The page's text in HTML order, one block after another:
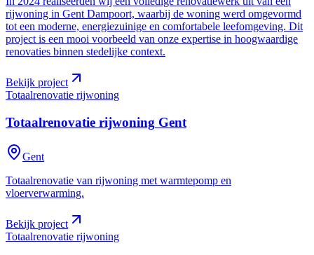
rijwoning in Gent Dampoort, waarbij de woning werd omgevormd
tot een moderne, energiezuinige en comfortabele leefomgeving. Dit
project is een mooi voorbeeld van onze expertise in hoogwaardige
renovaties binnen stedelijke context.
Bekijk project
Totaalrenovatie rijwoning
Totaalrenovatie rijwoning Gent
Gent
Totaalrenovatie van rijwoning met warmtepomp en
vloerverwarming.
Bekijk project
Totaalrenovatie rijwoning